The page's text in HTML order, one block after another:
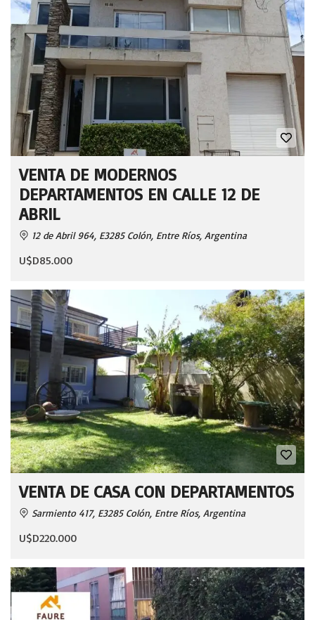
VENTA DE MODERNOS
DEPARTAMENTOS EN CALLE 12 DE
ABRIL
12 de Abril 964, E3285 Colón, Entre Ríos, Argentina
U$D85.000
VENTA DE CASA CON DEPARTAMENTOS
Sarmiento 417, E3285 Colón, Entre Ríos, Argentina
U$D220.000